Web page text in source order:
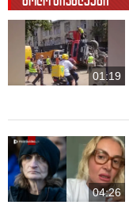
01:19
04:26